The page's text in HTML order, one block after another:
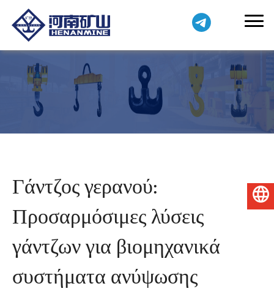
Γάντζος γερανού:
Προσαρμόσιμες λύσεις
γάντζων για βιομηχανικά
συστήματα ανύψωσης
Ελληνικά